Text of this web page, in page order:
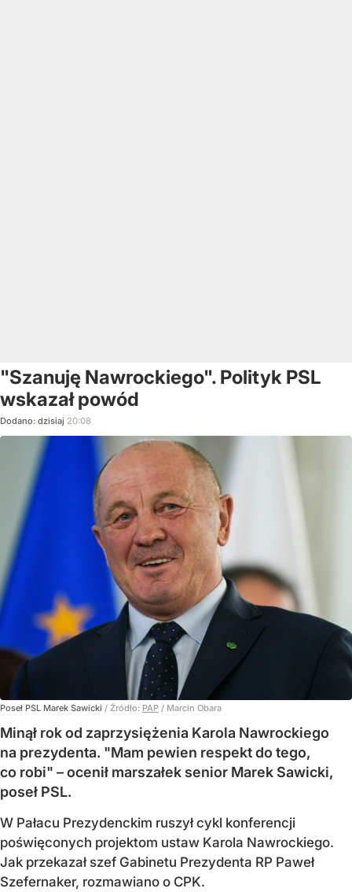
"Szanuję Nawrockiego". Polityk PSL
wskazał powód
Dodano: dzisiaj 20:08
Poseł PSL Marek Sawicki / Źródło: PAP / Marcin Obara
Minął rok od zaprzysiężenia Karola Nawrockiego
na prezydenta. "Mam pewien respekt do tego,
co robi" – ocenił marszałek senior Marek Sawicki,
poseł PSL.
W Pałacu Prezydenckim ruszył cykl konferencji
poświęconych projektom ustaw Karola Nawrockiego.
Jak przekazał szef Gabinetu Prezydenta RP Paweł
Szefernaker, rozmawiano o CPK.